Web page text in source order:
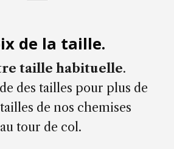
de la taille.
taille habituelle.
des tailles pour plus de
de nos chemises
tour de col.